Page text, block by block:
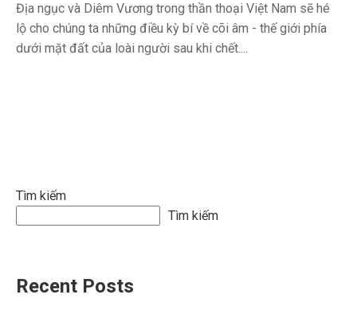
Địa ngục và Diêm Vương trong thần thoại Việt Nam sẽ hé
lộ cho chúng ta những điều kỳ bí về cõi âm - thế giới phía
dưới mặt đất của loài người sau khi chết....
Tìm kiếm
Tìm kiếm
Recent Posts